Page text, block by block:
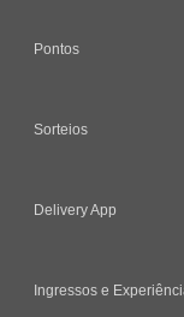
Pontos
Sorteios
Delivery App
Ingressos e